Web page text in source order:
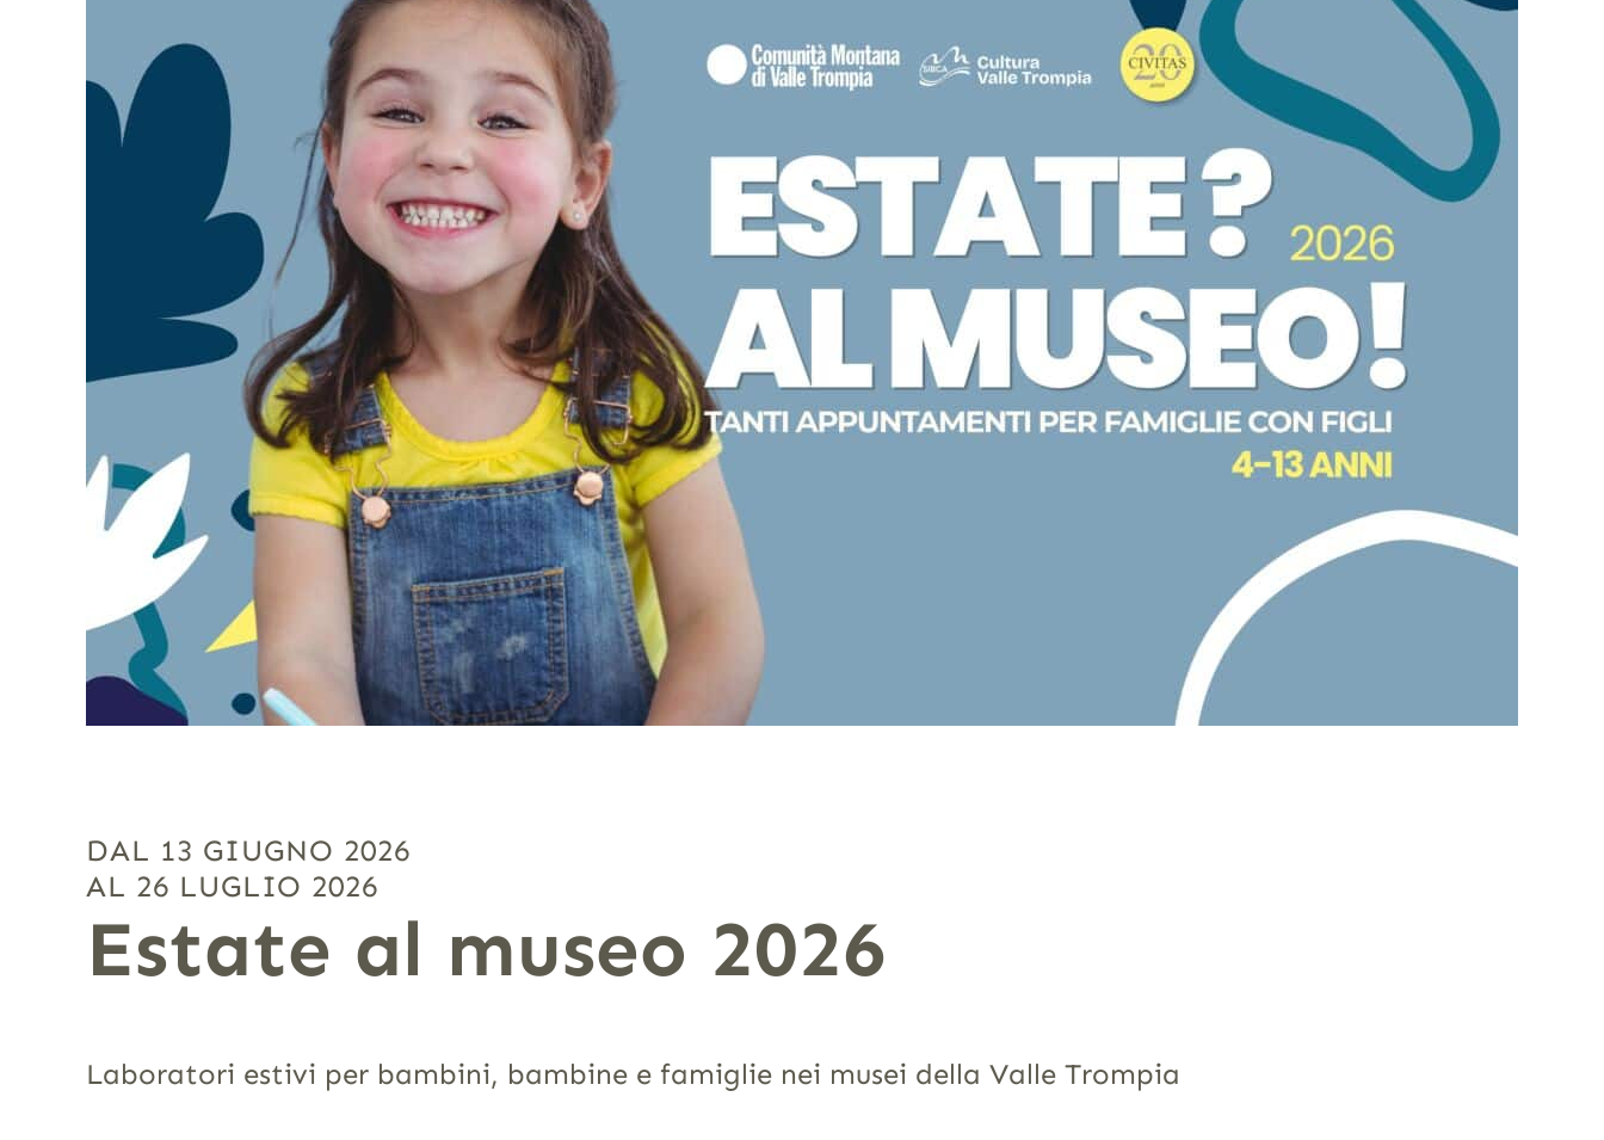
DAL 13 GIUGNO 2026
AL 26 LUGLIO 2026
Estate al museo 2026
Laboratori estivi per bambini, bambine e famiglie nei musei della Valle Trompia